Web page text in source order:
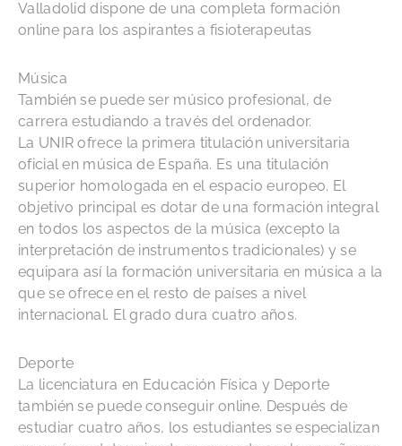
Valladolid dispone de una completa formación
online para los aspirantes a fisioterapeutas
Música
También se puede ser músico profesional, de
carrera estudiando a través del ordenador.
La UNIR ofrece la primera titulación universitaria
oficial en música de España. Es una titulación
superior homologada en el espacio europeo. El
objetivo principal es dotar de una formación integral
en todos los aspectos de la música (excepto la
interpretación de instrumentos tradicionales) y se
equipara así la formación universitaria en música a la
que se ofrece en el resto de países a nivel
internacional. El grado dura cuatro años.
Deporte
La licenciatura en Educación Física y Deporte
también se puede conseguir online. Después de
estudiar cuatro años, los estudiantes se especializan